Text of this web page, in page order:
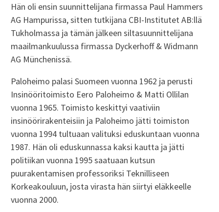
Hän oli ensin suunnittelijana firmassa Paul Hammers
AG Hampurissa, sitten tutkijana CBI-Institutet AB:llä
Tukholmassa ja tämän jälkeen siltasuunnittelijana
maailmankuulussa firmassa Dyckerhoff & Widmann
AG Münchenissä.
Paloheimo palasi Suomeen vuonna 1962 ja perusti
Insinööritoimisto Eero Paloheimo & Matti Ollilan
vuonna 1965. Toimisto keskittyi vaativiin
insinöörirakenteisiin ja Paloheimo jätti toimiston
vuonna 1994 tultuaan valituksi eduskuntaan vuonna
1987. Hän oli eduskunnassa kaksi kautta ja jätti
politiikan vuonna 1995 saatuaan kutsun
puurakentamisen professoriksi Teknilliseen
Korkeakouluun, josta virasta hän siirtyi eläkkeelle
vuonna 2000.